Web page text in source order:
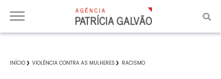
INÍCIO VIOLÊNCIA CONTRA AS MULHERES RACISMO